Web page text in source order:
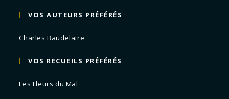
VOS AUTEURS PRÉFÉRÉS
Charles Baudelaire
VOS RECUEILS PRÉFÉRÉS
Les Fleurs du Mal